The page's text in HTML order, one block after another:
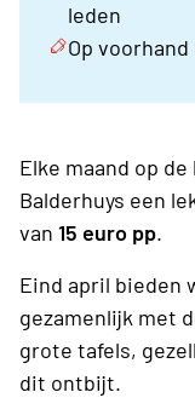
leden
Op
Elke maand op
Balderhuys een
van 15 euro pp.
Eind april bieden
gezamenlijk met
grote tafels,
dit ontbijt.